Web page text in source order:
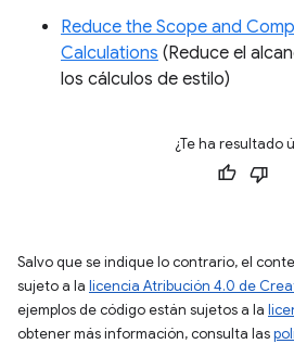
Reduce the Scope and
Calculations (Reduce el
los cálculos de estilo)
¿Te ha resultado
Salvo que se indique lo contrario, el
sujeto a la licencia Atribución 4.0 de
ejemplos de código están sujetos a la
obtener más información, consulta las